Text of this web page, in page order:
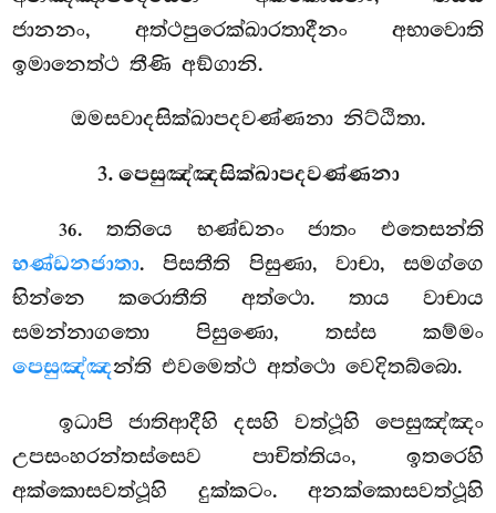
ජානනං, අත්ථපුරෙක්ඛාරතාදීනං අභාවොති
ඉමානෙත්ථ තීණි අඞ්ගානි.
ඔමසවාදසික්ඛාපදවණ්ණනා නිට්ඨිතා.
3. පෙසුඤ්ඤසික්ඛාපදවණ්ණනා
36. තතියෙ භණ්ඩනං ජාතං එතෙසන්ති
භණ්ඩනජාතා. පිසතීති පිසුණා, වාචා, සමග්ගෙ
භින්නෙකරොතීති අත්ථො. තාය වාචාය
සමන්නාගතො පිසුණො, තස්ස කම්මං
පෙසුඤ්ඤන්ති එවමෙත්ථ අත්ථො වෙදිතබ්බො.
ඉධාපි ජාතිආදීහි දසහි වත්ථූහි පෙසුඤ්ඤං
උපසංහරන්තස්සෙව පාචිත්තියං, ඉතරෙහි
අක්කොසවත්ථූහි දුක්කටං. අනක්කොසවත්ථූහි